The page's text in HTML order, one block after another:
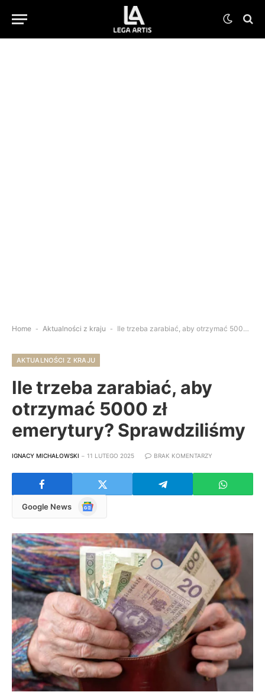
Home - Aktualności z kraju - Ile trzeba zarabiać, aby otrzymać 5000 zł emerytury? Sprawdziliśmy
AKTUALNOŚCI Z KRAJU
Ile trzeba zarabiać, aby
otrzymać 5000 zł
emerytury? Sprawdziliśmy
IGNACY MICHAŁOWSKI 11 LUTEGO 2025 BRAK KOMENTARZY
Google News
Google